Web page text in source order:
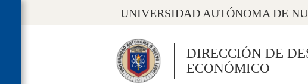
UNIVERSIDAD AUTÓNOMA DE
DIRECCIÓN DE
ECONÓMICO